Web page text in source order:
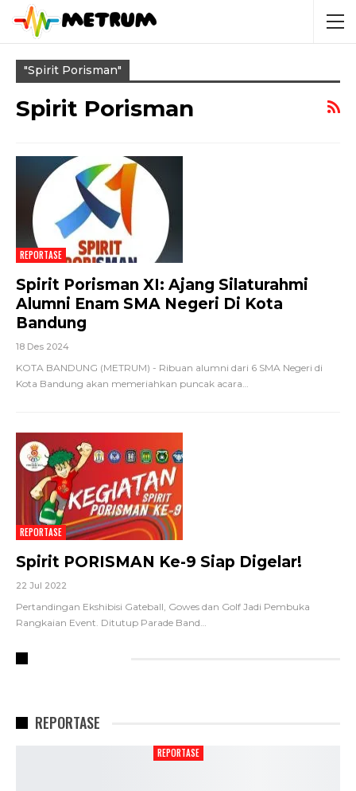
"spirit Porisman"
Spirit Porisman
REPORTASE
Spirit Porisman XI: Ajang Silaturahmi
Alumni Enam SMA Negeri Di Kota
Bandung
18 Des 2024
KOTA BANDUNG (METRUM) - Ribuan alumni dari 6 SMA Negeri di
Kota Bandung akan memeriahkan puncak acara…
REPORTASE
Spirit PORISMAN Ke-9 Siap Digelar!
22 Jul 2022
Pertandingan Ekshibisi Gateball, Gowes dan Golf Jadi Pembuka
Rangkaian Event. Ditutup Parade Band
REPORTASE
REPORTASE